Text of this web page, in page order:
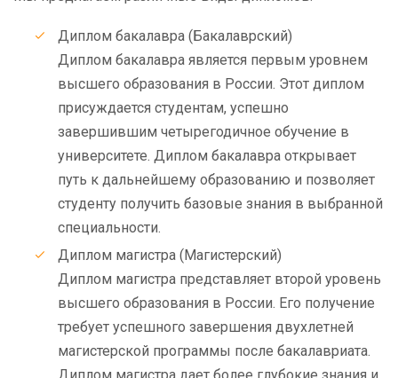
Диплом бакалавра (Бакалаврский)
Диплом бакалавра является первым уровнем
высшего образования в России. Этот диплом
присуждается студентам, успешно
завершившим четырегодичное обучение в
университете. Диплом бакалавра открывает
путь к дальнейшему образованию и позволяет
студенту получить базовые знания в выбранной
специальности.
Диплом магистра (Магистерский)
Диплом магистра представляет второй уровень
высшего образования в России. Его получение
требует успешного завершения двухлетней
магистерской программы после бакалавриата.